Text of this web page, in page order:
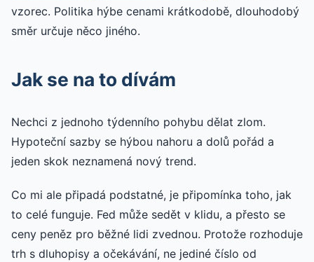
vzorec. Politika hýbe cenami krátkodobě, dlouhodobý
směr určuje něco jiného.
Jak se na to dívám
Nechci z jednoho týdenního pohybu dělat zlom.
Hypoteční sazby se hýbou nahoru a dolů pořád a
jeden skok neznamená nový trend.
Co mi ale připadá podstatné, je připomínka toho, jak
to celé funguje. Fed může sedět v klidu, a přesto se
ceny peněz pro běžné lidi zvednou. Protože rozhoduje
trh s dluhopisy a očekávání, ne jediné číslo od